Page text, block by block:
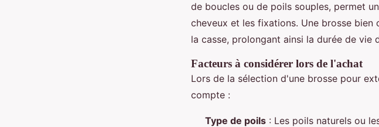
de boucles ou de poils souples, permet un
cheveux et les fixations. Une brosse
la casse, prolongant ainsi la durée de vie
Facteurs à considérer lors de l'achat
Lors de la sélection d'une brosse pour
compte :
Type de poils : Les poils naturels ou